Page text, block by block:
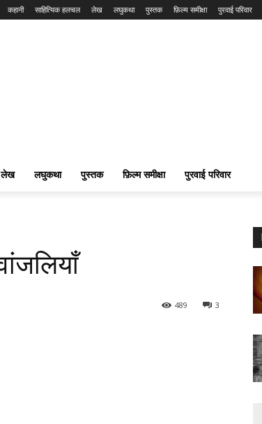
कहानी साहित्यिक हलचल लेख लघुकथा पुस्तक फ़िल्म समीक्षा पुरवाई परिवार
लेख लघुकथा पुस्तक फ़िल्म समीक्षा पुरवाई परिवार
3
489